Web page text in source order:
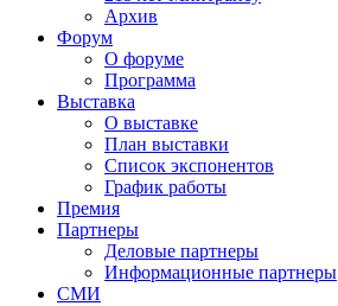
Архив
Форум
О форуме
Программа
Выставка
О выставке
План выставки
Список экспонентов
График работы
Премия
Партнеры
Деловые партнеры
Информационные партнеры
СМИ